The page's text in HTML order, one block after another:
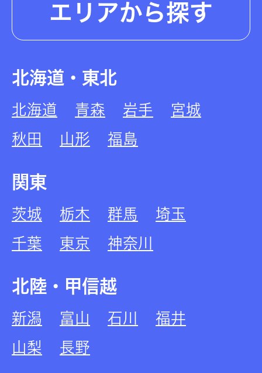
エリアから探す
北海道・東北
北海道 青森 岩手
宮城
秋田
山形 福島
関東
茨城 栃木 群馬
埼玉
千葉
東京 神奈川
北陸・甲信越
新潟 富山 石川
福井
山梨
長野